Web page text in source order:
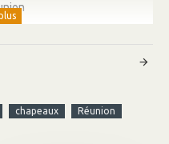
chapeaux Réunion